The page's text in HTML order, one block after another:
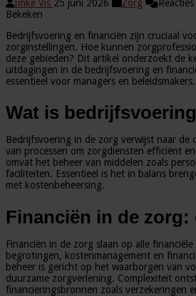
Imke Vis 25 juni 2026 Zorg
Bekeken
Bedrijfsvoering en financiën zijn cruciaal
zorginstellingen. Hoe kunnen
deze gebieden? Dit artikel onderzoekt de
uitdagingen in de bedrijfsvoering en
essentieel voor managers en beleidsmakers.
Wat is
Bedrijfsvoering in de zorg verwijst naar de
van processen om zorgdiensten efficiënt
omvat het beheer van middelen zoals
faciliteiten. Essentieel is het in balans
met kostenbeheersing.
Financiën in de zorg:
Financiën in de zorg slaan op alle
begrotingen, kostenmanagement en
beheer is gericht op het waarborgen van
duurzame zorgverlening. Complexiteit
financieringsbronnen zoals verzekeringen